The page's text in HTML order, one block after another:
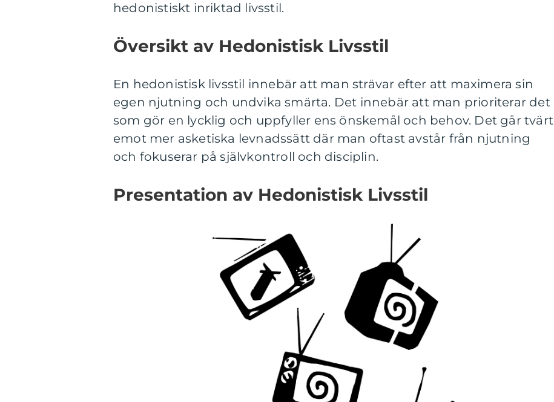
hedonistiskt inriktad livsstil.
Översikt av Hedonistisk Livsstil
En hedonistisk livsstil innebär att man strävar efter att maximera sin
egen njutning och undvika smärta. Det innebär att man prioriterar det
som gör en lycklig och uppfyller ens önskemål och behov. Det går tvärt
emot mer asketiska levnadssätt där man oftast avstår från njutning
och fokuserar på självkontroll och disciplin.
Presentation av Hedonistisk Livsstil